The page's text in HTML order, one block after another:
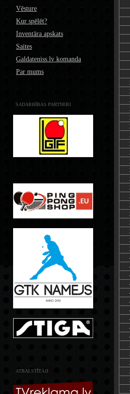
Vēsture
Kur spēlēt?
Inventāra apskats
Saites
Galdateniss.lv komanda
Par mums
SADARBĪBAS PARTNERI
ATBALSTĪTĀJI